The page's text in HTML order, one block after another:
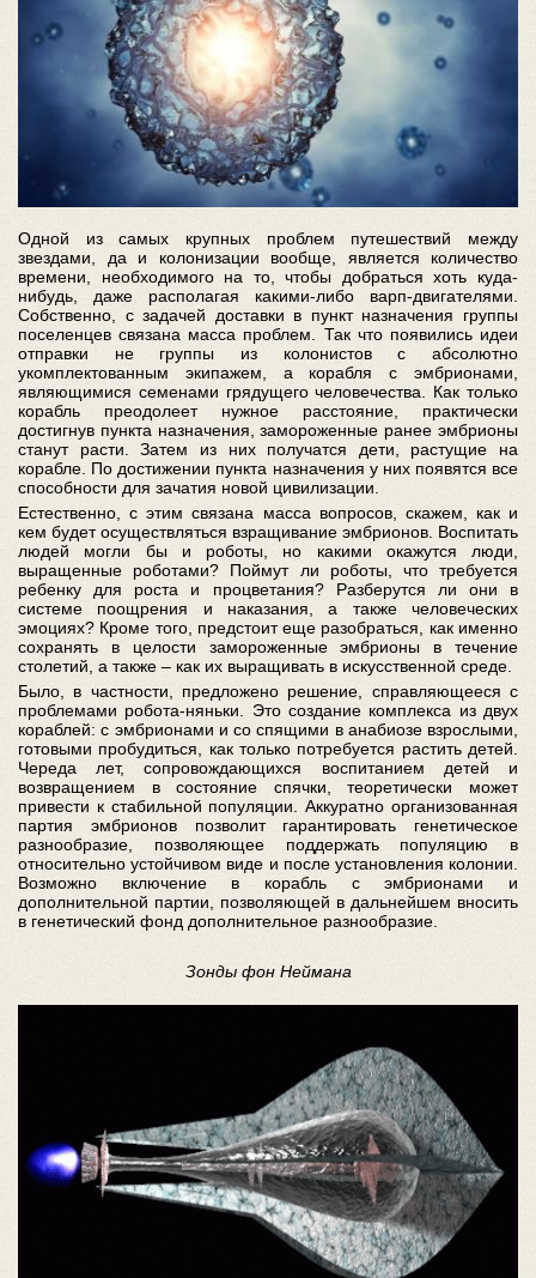
Одной из самых крупных проблем путешествий между
звездами, да и колонизации вообще, является количество
времени, необходимого на то, чтобы добраться хоть куда-
нибудь, даже располагая какими-либо варп-двигателями.
Собственно, с задачей доставки в пункт назначения группы
поселенцев связана масса проблем. Так что появились идеи
отправки не группы из колонистов с абсолютно
укомплектованным экипажем, а корабля с эмбрионами,
являющимися семенами грядущего человечества. Как только
корабль преодолеет нужное расстояние, практически
достигнув пункта назначения, замороженные ранее эмбрионы
станут расти. Затем из них получатся дети, растущие на
корабле. По достижении пункта назначения у них появятся все
способности для зачатия новой цивилизации.
Естественно, с этим связана масса вопросов, скажем, как и
кем будет осуществляться взращивание эмбрионов. Воспитать
людей могли бы и роботы, но какими окажутся люди,
выращенные роботами? Поймут ли роботы, что требуется
ребенку для роста и процветания? Разберутся ли они в
системе поощрения и наказания, а также человеческих
эмоциях? Кроме того, предстоит еще разобраться, как именно
сохранять в целости замороженные эмбрионы в течение
столетий, а также – как их выращивать в искусственной среде.
Было, в частности, предложено решение, справляющееся с
проблемами робота-няньки. Это создание комплекса из двух
кораблей: с эмбрионами и со спящими в анабиозе взрослыми,
готовыми пробудиться, как только потребуется растить детей.
Череда лет, сопровождающихся воспитанием детей и
возвращением в состояние спячки, теоретически может
привести к стабильной популяции. Аккуратно организованная
партия эмбрионов позволит гарантировать генетическое
разнообразие, позволяющее поддержать популяцию в
относительно устойчивом виде и после установления колонии.
Возможно включение в корабль с эмбрионами и
дополнительной партии, позволяющей в дальнейшем вносить
в генетический фонд дополнительное разнообразие.
Зонды фон Неймана